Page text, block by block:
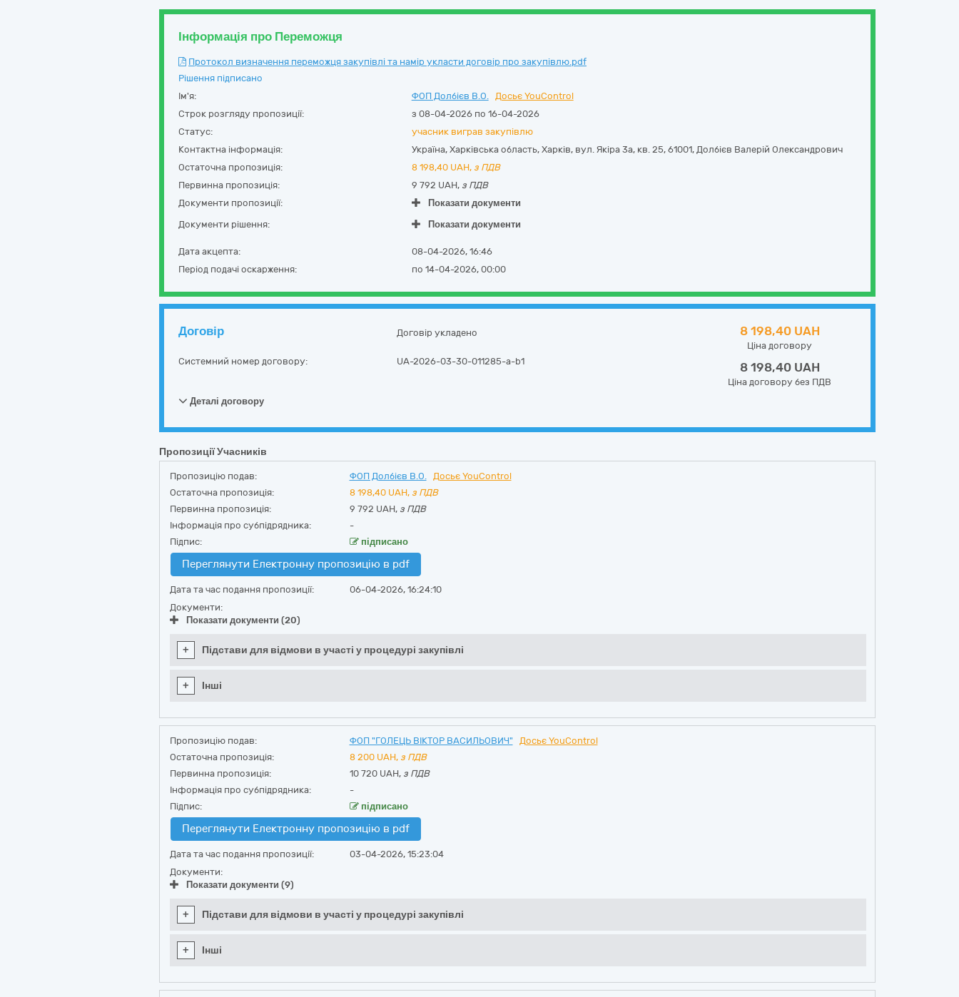
Інформація про Переможця
Протокол визначення переможця закупівлі та намір укласти договір про закупівлю.pdf
Рішення підписано
Ім'я:
ФОП Долбієв В.О.
Досьє YouControl
Строк розгляду пропозиції:
з 08-04-2026 по 16-04-2026
Статус:
учасник виграв закупівлю
Контактна інформація:
Україна, Харківська область, Харків, вул. Якіра 3а, кв. 25, 61001, Долбієв Валерій Олександрович
Остаточна пропозиція:
8 198,40 UAH, з ПДВ
Первинна пропозиція:
9 792 UAH, з ПДВ
Документи пропозиції:
Показати документи
Документи рішення:
Показати документи
Дата акцепта:
08-04-2026, 16:46
Період подачі оскарження:
по 14-04-2026, 00:00
Договір Договір укладено
Системний номер договору: UA-2026-03-30-011285-a-b1
8 198,40 UAH
Ціна договору
8 198,40 UAH
Ціна договору без ПДВ
Деталі договору
Пропозиції Учасників
Пропозицію подав: ФОП Долбієв В.О.
Досьє YouControl
Остаточна пропозиція:
8 198,40 UAH, з ПДВ
Первинна пропозиція:
9 792 UAH, з ПДВ
Інформація про субпідрядника:
-
Підпис:
підписано
Переглянути Електронну пропозицію в pdf
Дата та час подання пропозиції:
06-04-2026, 16:24:10
Документи:
Показати документи (20)
+ Підстави для відмови в участі у процедурі закупівлі
+ Інші
Пропозицію подав: ФОП "ГОЛЕЦЬ ВІКТОР ВАСИЛЬОВИЧ"
Досьє YouControl
Остаточна пропозиція:
8 200 UAH, з ПДВ
Первинна пропозиція:
10 720 UAH, з ПДВ
Інформація про субпідрядника:
-
Підпис:
підписано
Переглянути Електронну пропозицію в pdf
Дата та час подання пропозиції:
03-04-2026, 15:23:04
Документи:
Показати документи (9)
+ Підстави для відмови в участі у процедурі закупівлі
+ Інші